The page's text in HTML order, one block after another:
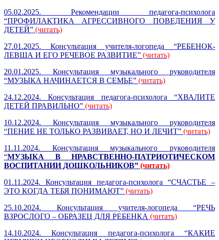
05.02.2025. Рекомендации педагога-психолога
“ПРОФИЛАКТИКА АГРЕССИВНОГО ПОВЕДЕНИЯ У
ДЕТЕЙ” (читать)
27.01.2025. Консультация учителя-логопеда “РЕБЕНОК-
ЛЕВША И ЕГО РЕЧЕВОЕ РАЗВИТИЕ” (читать)
20.01.2025. Консультация музыкального руководителя
“МУЗЫКА НАЧИНАЕТСЯ В СЕМЬЕ” (читать)
24.12.2024. Консультация педагога-психолога “ХВАЛИТЕ
ДЕТЕЙ ПРАВИЛЬНО” (читать)
10.12.2024. Консультация музыкального руководителя
“ПЕНИЕ НЕ ТОЛЬКО РАЗВИВАЕТ, НО И ЛЕЧИТ” (читать)
11.11.2024. Консультация музыкального руководителя
“МУЗЫКА В НРАВСТВЕННО-ПАТРИОТИЧЕСКОМ
ВОСПИТАНИИ ДОШКОЛЬНИКОВ” (читать)
01.11.2024. Консультация педагога-психолога “СЧАСТЬЕ –
ЭТО КОГДА ТЕБЯ ПОНИМАЮТ” (читать)
25.10.2024. Консультация учителя-логопеда “РЕЧЬ
ВЗРОСЛОГО – ОБРАЗЕЦ ДЛЯ РЕБЕНКА (читать)
14.10.2024. Консультация педагога-психолога “КАКИЕ